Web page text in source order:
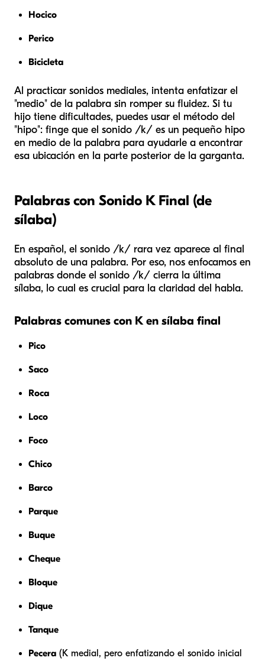
Hocico
Perico
Bicicleta
Al practicar sonidos mediales, intenta enfatizar el
"medio" de la palabra sin romper su fluidez. Si tu
hijo tiene dificultades, puedes usar el método del
"hipo": finge que el sonido /k/ es un pequeño hipo
en medio de la palabra para ayudarle a encontrar
esa ubicación en la parte posterior de la garganta.
Palabras con Sonido K Final (de
sílaba)
En español, el sonido /k/ rara vez aparece al final
absoluto de una palabra. Por eso, nos enfocamos en
palabras donde el sonido /k/ cierra la última
sílaba, lo cual es crucial para la claridad del habla.
Palabras comunes con K en sílaba final
Pico
Saco
Roca
Loco
Foco
Chico
Barco
Parque
Buque
Cheque
Bloque
Dique
Tanque
Pecera (K medial, pero enfatizando el sonido inicial